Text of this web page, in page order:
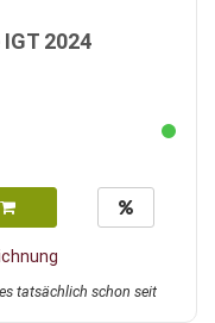
2024
tatsächlich schon seit